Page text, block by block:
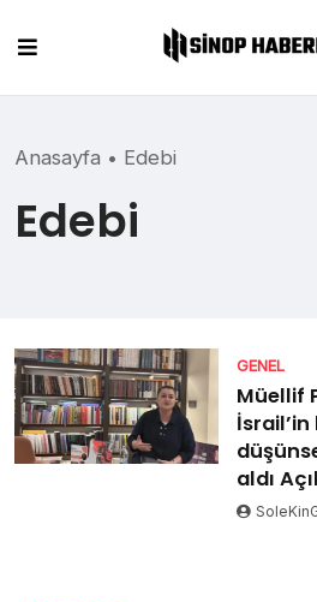
content
Anasayfa • Edebi
Edebi
GENEL
Müellif
aldı